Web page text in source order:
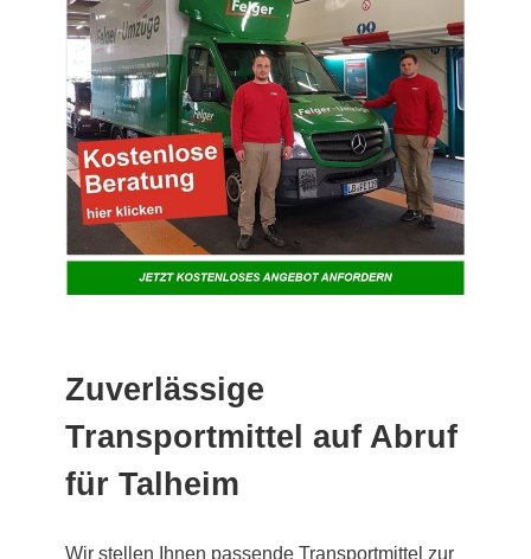
Zuverlässige
Transportmittel auf Abruf
für Talheim
Wir stellen Ihnen passende Transportmittel zur